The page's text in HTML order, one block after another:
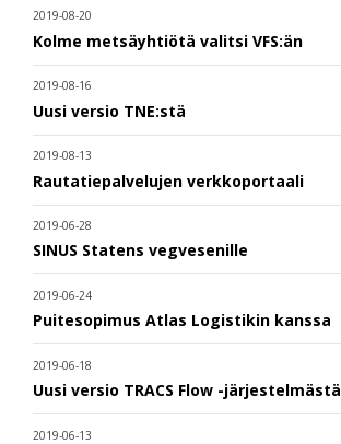
2019-08-20
Kolme metsäyhtiötä valitsi VFS:än
2019-08-16
Uusi versio TNE:stä
2019-08-13
Rautatiepalvelujen verkkoportaali
2019-06-28
SINUS Statens vegvesenille
2019-06-24
Puitesopimus Atlas Logistikin kanssa
2019-06-18
Uusi versio TRACS Flow -järjestelmästä
2019-06-13